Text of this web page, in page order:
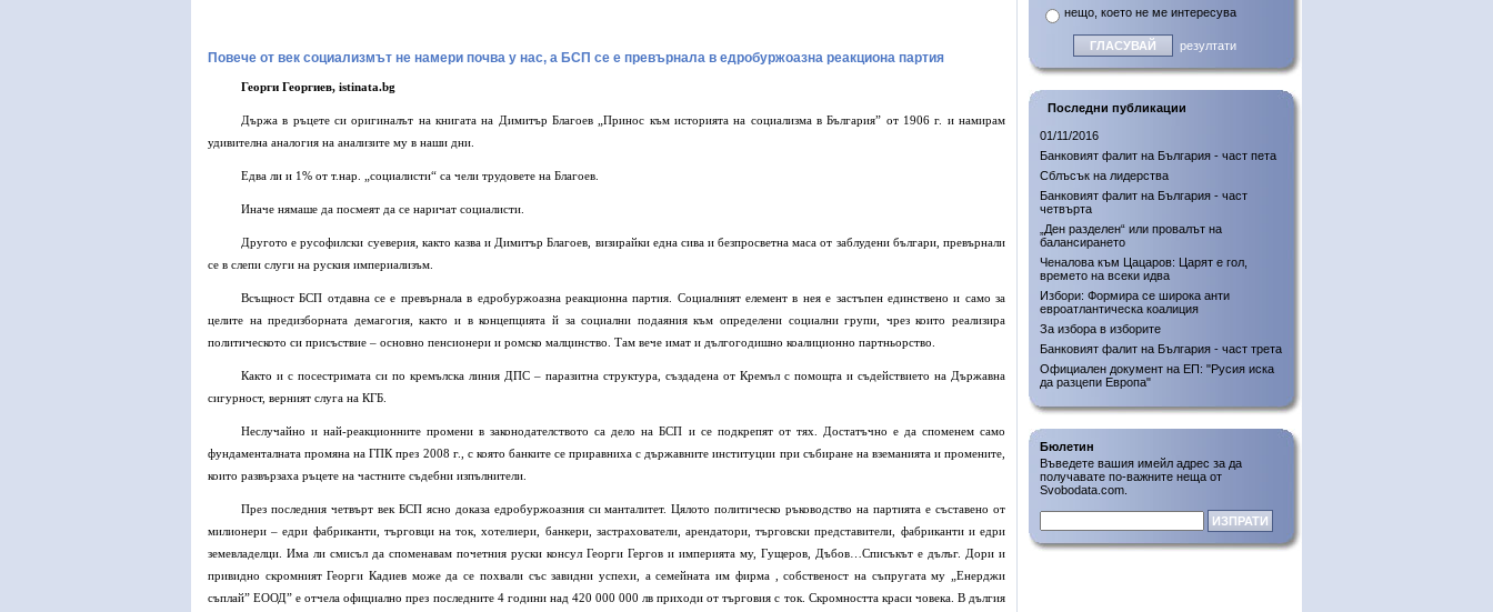
Повече от век социализмът не намери почва у нас, а БСП се е превърнала в едробуржоазна реакциона партия
Георги Георгиев, istinata.bg
Държа в ръцете си оригиналът на книгата на Димитър Благоев „Принос към историята на социализма в България” от 1906 г. и намирам
удивителна аналогия на анализите му в наши дни.
Едва ли и 1% от т.нар. „социалисти“ са чели трудовете на Благоев.
Иначе нямаше да посмеят да се наричат социалисти.
Другото е русофилски суеверия, както казва и Димитър Благоев, визирайки една сива и безпросветна маса от заблудени българи, превърнали
се в слепи слуги на руския империализъм.
Всъщност БСП отдавна се е превърнала в едробуржоазна реакционна партия. Социалният елемент в нея е застъпен единствено и само за
целите на предизборната демагогия, както и в концепцията й за социални подаяния към определени социални групи, чрез които реализира
политическото си присъствие – основно пенсионери и ромско малцинство. Там вече имат и дългогодишно коалиционно партньорство.
Както и с посестримата си по кремълска линия ДПС – паразитна структура, създадена от Кремъл с помощта и съдействието на Държавна
сигурност, верният слуга на КГБ.
Неслучайно и най-реакционните промени в законодателството са дело на БСП и се подкрепят от тях. Достатъчно е да споменем само
фундаменталната промяна на ГПК през 2008 г., с която банките се приравниха с държавните институции при събиране на вземанията и промените,
които развързаха ръцете на частните съдебни изпълнители.
През последния четвърт век БСП ясно доказа едробуржоазния си манталитет. Цялото политическо ръководство на партията е съставено от
милионери – едри фабриканти, търговци на ток, хотелиери, банкери, застрахователи, арендатори, търговски представители, фабриканти и едри
земевладелци. Има ли смисъл да споменавам почетния руски консул Георги Гергов и империята му, Гущеров, Дъбов…Списъкът е дълъг. Дори и
привидно скромният Георги Кадиев може да се похвали със завидни успехи, а семейната им фирма , собственост на съпругата му „Енерджи
съплай” ЕООД” е отчела официално през последните 4 години над 420 000 000 лв приходи от търговия с ток. Скромността краси човека. В дългия
нещо, което не ме интересува
резултати
Последни публикации
01/11/2016
Банковият фалит на България - част пета
Сблъсък на лидерства
Банковият фалит на България - част
четвърта
„Ден разделен“ или провалът на
балансирането
Ченалова към Цацаров: Царят е гол,
времето на всеки идва
Избори: Формира се широка анти
евроатлантическа коалиция
За избора в изборите
Банковият фалит на България - част трета
Официален документ на ЕП: "Русия иска
да разцепи Европа"
Бюлетин
Въведете вашия имейл адрес за да
получавате по-важните неща от
Svobodata.com.